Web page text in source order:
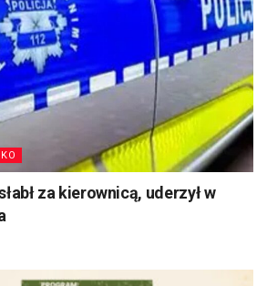
za kierownicą, uderzył w